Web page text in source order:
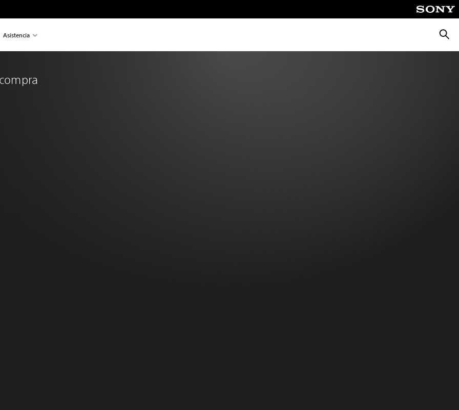
Asistencia